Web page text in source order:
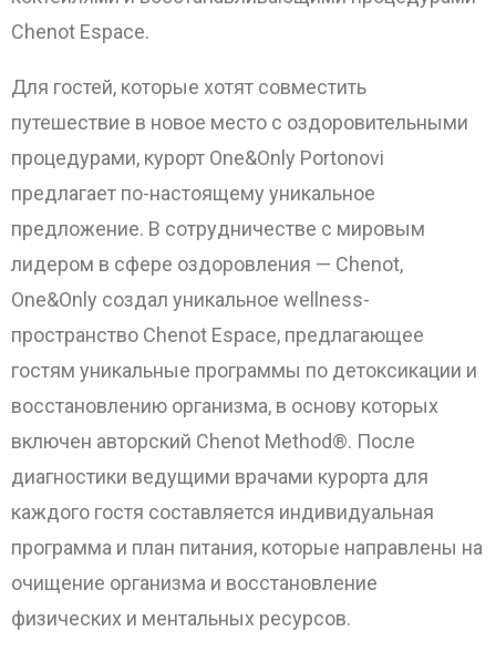
Chenot Espace.
Для гостей, которые хотят совместить
путешествие в новое место с оздоровительными
процедурами, курорт One&Only Portonovi
предлагает по-настоящему уникальное
предложение. В сотрудничестве с мировым
лидером в сфере оздоровления — Chenot,
One&Only создал уникальное wellness-
пространство Chenot Espace, предлагающее
гостям уникальные программы по детоксикации и
восстановлению организма, в основу которых
включен авторский Chenot Method®. После
диагностики ведущими врачами курорта для
каждого гостя составляется индивидуальная
программа и план питания, которые направлены на
очищение организма и восстановление
физических и ментальных ресурсов.
ОТПРАВИТЬ